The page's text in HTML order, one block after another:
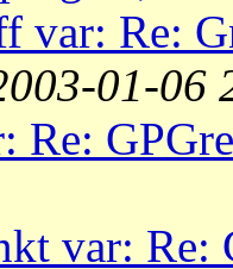
var: Re:
01-06
Re:
var: Re: